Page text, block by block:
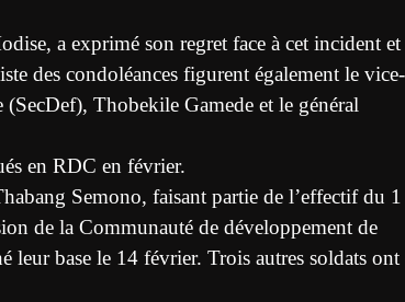
a exprimé son regret face à cet incident et
des condoléances figurent également le vice-
Thobekile Gamede et le général
en RDC en février.
Semono, faisant partie de l’effectif du 1
de la Communauté de développement de
base le 14 février. Trois autres soldats ont